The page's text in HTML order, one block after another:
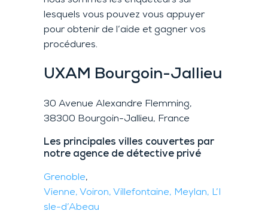
lesquels vous pouvez vous appuyer
pour obtenir de l’aide et gagner vos
procédures.
UXAM Bourgoin-Jallieu
30 Avenue Alexandre Flemming,
38300 Bourgoin-Jallieu, France
Les principales villes couvertes par
notre agence de détective privé
Grenoble,
Vienne, Voiron, Villefontaine, Meylan, L’I
sle-d’Abeau